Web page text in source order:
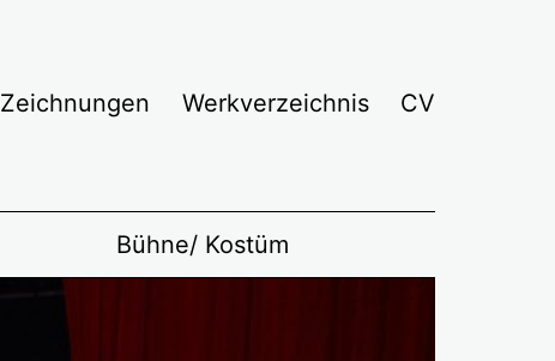
Zeichnungen Werkverzeichnis CV
Bühne/ Kostüm